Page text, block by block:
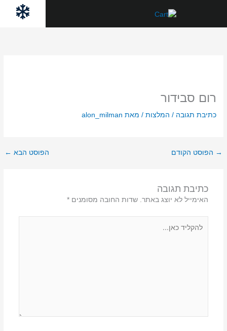
רום סבידור
כתיבת תגובה / המלצות / מאת alon_milman
→ הפוסט הקודם הפוסט הבא ←
כתיבת תגובה
האימייל לא יוצג באתר. שדות החובה מסומנים *
כאן...